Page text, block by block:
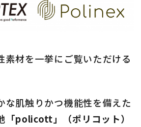
素材を一挙にご覧いただける
な肌触りかつ機能性を備えた
「policott」（ポリコット）